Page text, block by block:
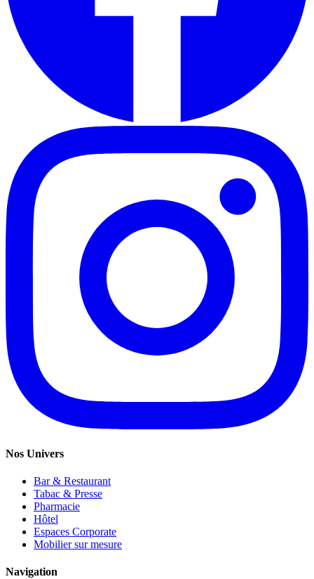
Nos Univers
Bar & Restaurant
Tabac & Presse
Pharmacie
Hôtel
Espaces Corporate
Mobilier sur mesure
Navigation